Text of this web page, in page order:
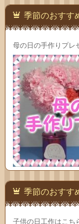
季節のおすす
母の日の手作りプレ
季節のおすす
子供の日工作はこち